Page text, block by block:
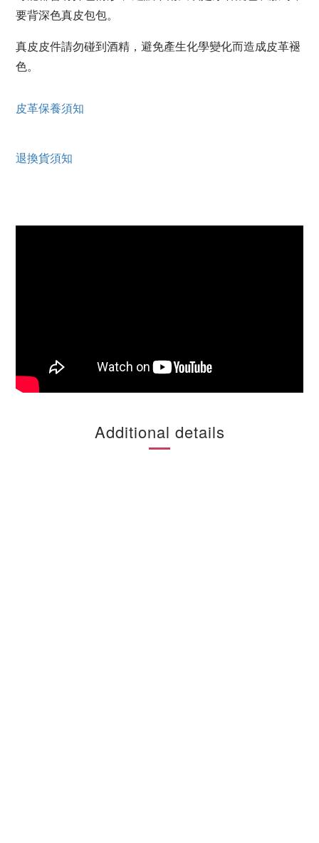
要背深色真皮包包。
真皮皮件請勿碰到酒精，避免產生化學變化而造成皮革褪
色。
皮革保養須知
退換貨須知
Additional details